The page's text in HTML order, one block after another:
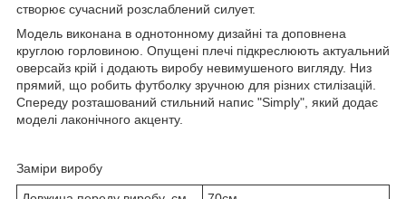
створює сучасний розслаблений силует.
Модель виконана в однотонному дизайні та доповнена
круглою горловиною. Опущені плечі підкреслюють актуальний
оверсайз крій і додають виробу невимушеного вигляду. Низ
прямий, що робить футболку зручною для різних стилізацій.
Спереду розташований стильний напис "Simply", який додає
моделі лаконічного акценту.
Заміри виробу